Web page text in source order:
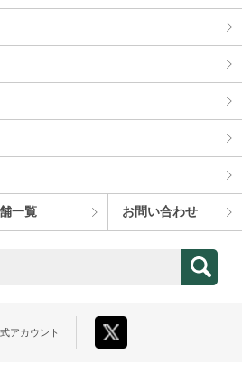
⼀覧 お問い合わせ
アカウント